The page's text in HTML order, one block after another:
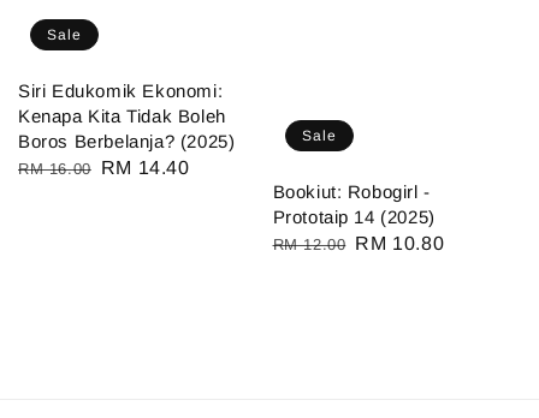
Sale
Siri Edukomik Ekonomi:
Kenapa Kita Tidak Boleh
Boros Berbelanja? (2025)
Regular
RM 16.00
Sale
RM 14.40
Sale
Bookiut: Robogirl -
Prototaip 14 (2025)
Regular
RM 12.00 Sale
RM 10.80